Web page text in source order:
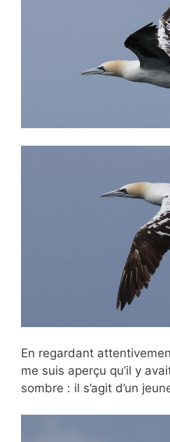
En regardant
me suis aperçu qu’il y
sombre : il s’agit d’un